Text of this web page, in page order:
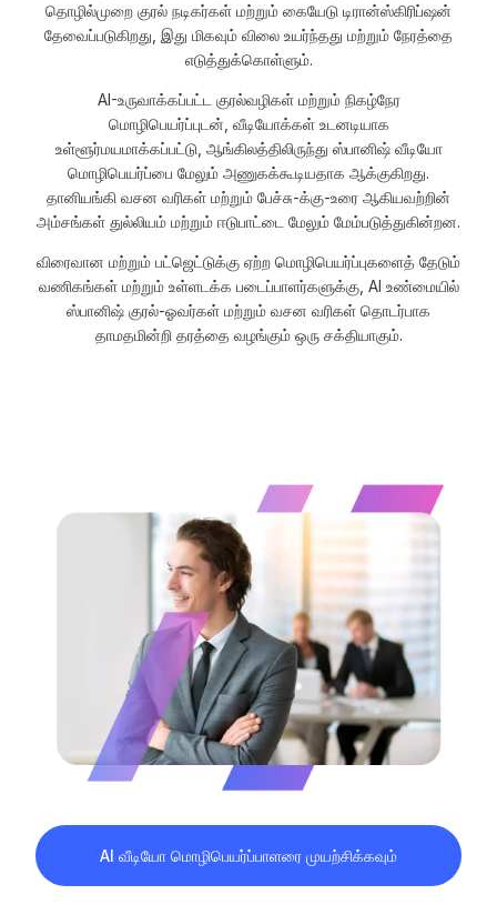
தொழில்முறை குரல் நடிகர்கள் மற்றும் கையேடு டிரான்ஸ்கிரிப்ஷன்
தேவைப்படுகிறது, இது மிகவும் விலை உயர்ந்தது மற்றும் நேரத்தை
எடுத்துக்கொள்ளும்.
AI-உருவாக்கப்பட்ட குரல்வழிகள் மற்றும் நிகழ்நேர
மொழிபெயர்ப்புடன், வீடியோக்கள் உடனடியாக
உள்ளூர்மயமாக்கப்பட்டு, ஆங்கிலத்திலிருந்து ஸ்பானிஷ் வீடியோ
மொழிபெயர்ப்பை மேலும் அணுகக்கூடியதாக ஆக்குகிறது.
தானியங்கி வசன வரிகள் மற்றும் பேச்சு-க்கு-உரை ஆகியவற்றின்
அம்சங்கள் துல்லியம் மற்றும் ஈடுபாட்டை மேலும் மேம்படுத்துகின்றன.
விரைவான மற்றும் பட்ஜெட்டுக்கு ஏற்ற மொழிபெயர்ப்புகளைத் தேடும்
வணிகங்கள் மற்றும் உள்ளடக்க படைப்பாளர்களுக்கு, AI உண்மையில்
ஸ்பானிஷ் குரல்-ஓவர்கள் மற்றும் வசன வரிகள் தொடர்பாக
தாமதமின்றி தரத்தை வழங்கும் ஒரு சக்தியாகும்.
AI வீடியோ மொழிபெயர்ப்பாளரை முயற்சிக்கவும்